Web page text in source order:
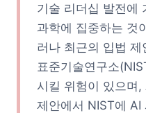
기술 리더십 발전에
과학에 집중하는 것
러나 최근의 입법
표준기술연구소
시킬 위험이 있으며
제안에서 NIST에 AI